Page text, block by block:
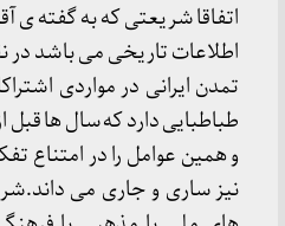
اتفاقا شریعتی که به گفته ی
اطلاعات تاریخی می باشد در
تمدن ایرانی در مواردی
طباطبایی دارد که سال ها قبل
و همین عوامل را در امتناع
نیز ساری و جاری می